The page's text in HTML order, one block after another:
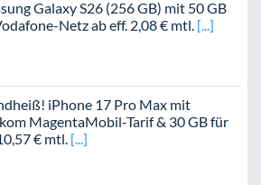
Galaxy S26 (256 GB) mit 50 GB
Netz ab eff. 2,08 € mtl.
iPhone 17 Pro Max mit
MagentaMobil-Tarif & 30 GB für
€ mtl.